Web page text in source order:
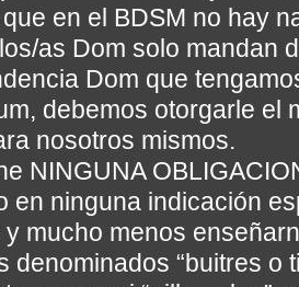
en el BDSM no hay
as Dom solo mandan
Dom que
debemos otorgarle el
nosotros mismos.
NINGUNA
en ninguna indicación
mucho menos
denominados “buitres o